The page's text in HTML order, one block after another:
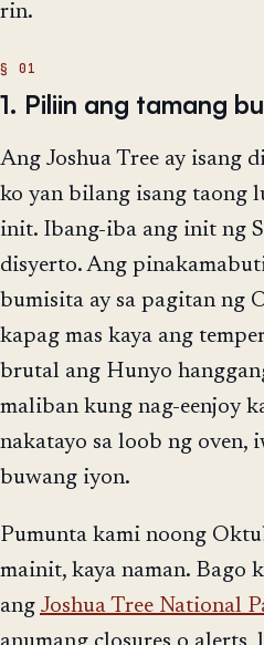
rin.
1. Piliin ang tamang
Ang Joshua Tree ay isang
ko yan bilang isang taong
init. Ibang-iba ang init ng
disyerto. Ang
bumisita ay sa pagitan ng
kapag mas kaya ang
brutal ang Hunyo
maliban kung nag-eenjoy
nakatayo sa loob ng oven,
buwang iyon.
Pumunta kami noong
mainit, kaya naman. Bago
ang Joshua Tree National